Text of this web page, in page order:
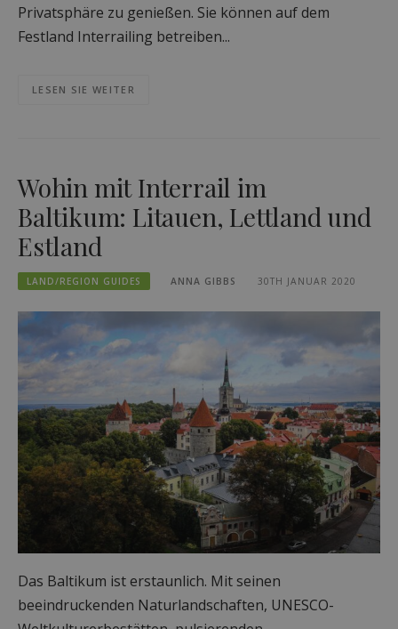
Privatsphäre zu genießen. Sie können auf dem
Festland Interrailing betreiben...
LESEN SIE WEITER
Wohin mit Interrail im
Baltikum: Litauen, Lettland und
Estland
LAND/REGION GUIDES ANNA GIBBS 30TH JANUAR 2020
Das Baltikum ist erstaunlich. Mit seinen
beeindruckenden Naturlandschaften, UNESCO-